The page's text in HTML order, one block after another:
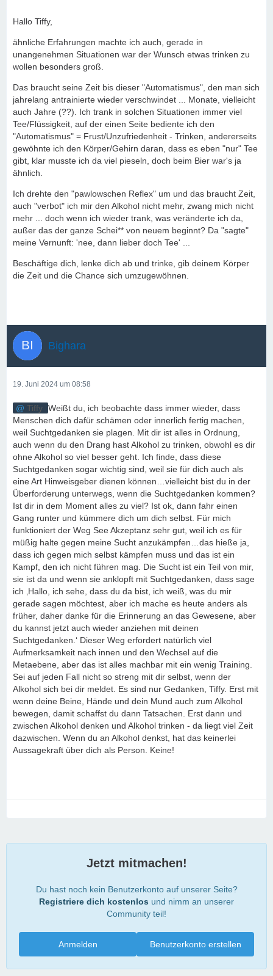
Hallo Tiffy,
ähnliche Erfahrungen machte ich auch, gerade in
unangenehmen Situationen war der Wunsch etwas trinken zu
wollen besonders groß.
Das braucht seine Zeit bis dieser "Automatismus", den man sich
jahrelang antrainierte wieder verschwindet ... Monate, vielleicht
auch Jahre (??). Ich trank in solchen Situationen immer viel
Tee/Flüssigkeit, auf der einen Seite bediente ich den
"Automatismus" = Frust/Unzufriedenheit - Trinken, andererseits
gewöhnte ich den Körper/Gehirn daran, dass es eben "nur" Tee
gibt, klar musste ich da viel pieseln, doch beim Bier war's ja
ähnlich.
Ich drehte den "pawlowschen Reflex" um und das braucht Zeit,
auch "verbot" ich mir den Alkohol nicht mehr, zwang mich nicht
mehr ... doch wenn ich wieder trank, was veränderte ich da,
außer das der ganze Schei** von neuem beginnt? Da "sagte"
meine Vernunft: 'nee, dann lieber doch Tee' ...
Beschäftige dich, lenke dich ab und trinke, gib deinem Körper
die Zeit und die Chance sich umzugewöhnen.
Bighara
19. Juni 2024 um 08:58
Tiffy Weißt du, ich beobachte dass immer wieder, dass
Menschen dich dafür schämen oder innerlich fertig machen,
weil Suchtgedanken sie plagen. Mit dir ist alles in Ordnung,
auch wenn du den Drang hast Alkohol zu trinken, obwohl es dir
ohne Alkohol so viel besser geht. Ich finde, dass diese
Suchtgedanken sogar wichtig sind, weil sie für dich auch als
eine Art Hinweisgeber dienen können…vielleicht bist du in der
Überforderung unterwegs, wenn die Suchtgedanken kommen?
Ist dir in dem Moment alles zu viel? Ist ok, dann fahr einen
Gang runter und kümmere dich um dich selbst. Für mich
funktioniert der Weg See Akzeptanz sehr gut, weil ich es für
müßig halte gegen meine Sucht anzukämpfen…das hieße ja,
dass ich gegen mich selbst kämpfen muss und das ist ein
Kampf, den ich nicht führen mag. Die Sucht ist ein Teil von mir,
sie ist da und wenn sie anklopft mit Suchtgedanken, dass sage
ich ‚Hallo, ich sehe, dass du da bist, ich weiß, was du mir
gerade sagen möchtest, aber ich mache es heute anders als
früher, daher danke für die Erinnerung an das Gewesene, aber
du kannst jetzt auch wieder anziehen mit deinen
Suchtgedanken.‘ Dieser Weg erfordert natürlich viel
Aufmerksamkeit nach innen und den Wechsel auf die
Metaebene, aber das ist alles machbar mit ein wenig Training.
Sei auf jeden Fall nicht so streng mit dir selbst, wenn der
Alkohol sich bei dir meldet. Es sind nur Gedanken, Tiffy. Erst mit
wenn deine Beine, Hände und dein Mund auch zum Alkohol
bewegen, damit schaffst du dann Tatsachen. Erst dann und
zwischen Alkohol denken und Alkohol trinken - da liegt viel Zeit
dazwischen. Wenn du an Alkohol denkst, hat das keinerlei
Aussagekraft über dich als Person. Keine!
Jetzt mitmachen!
Du hast noch kein Benutzerkonto auf unserer Seite?
Registriere dich kostenlos und nimm an unserer
Community teil!
Benutzerkonto erstellen
Anmelden